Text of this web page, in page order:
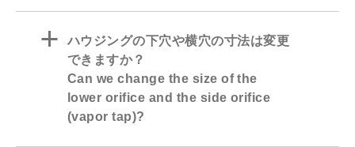
a
ハウジングの下穴や横穴の寸法は変更
できますか？
Can we change the size of the
lower orifice and the side orifice
(vapor tap)?